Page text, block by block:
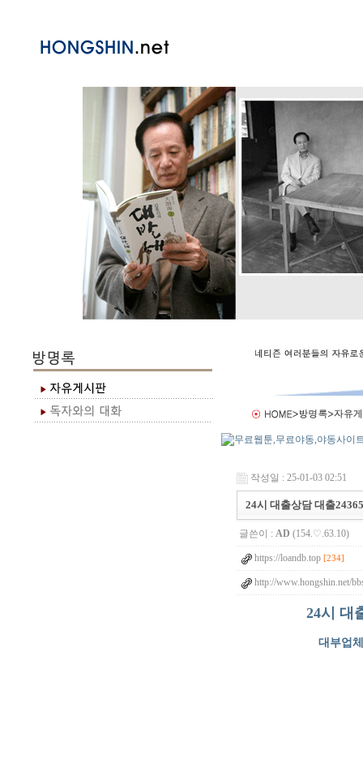
작성일 : 25-01-03 02:51
24시 대출상담 대출
글쓴이 : AD (154.♡.63.10)
https://loandb.top [234]
http://www.hongshin.net/
24시 대
대부업